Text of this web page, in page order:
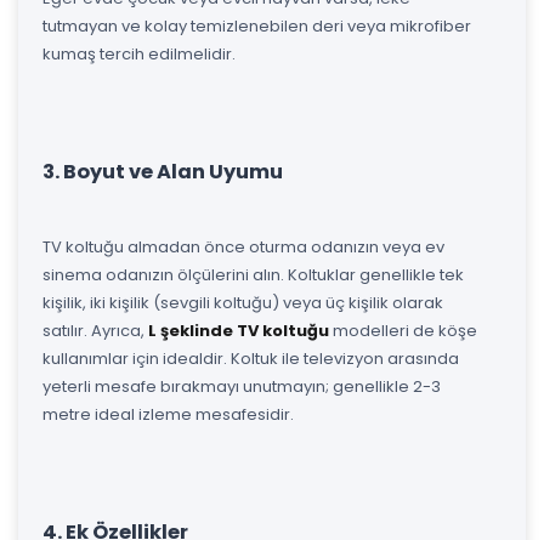
tutmayan ve kolay temizlenebilen deri veya mikrofiber
kumaş tercih edilmelidir.
3. Boyut ve Alan Uyumu
TV koltuğu almadan önce oturma odanızın veya ev
sinema odanızın ölçülerini alın. Koltuklar genellikle tek
kişilik, iki kişilik (sevgili koltuğu) veya üç kişilik olarak
satılır. Ayrıca, L şeklinde TV koltuğumodelleri de köşe
kullanımlar için idealdir. Koltuk ile televizyon arasında
yeterli mesafe bırakmayı unutmayın; genellikle 2-3
metre ideal izleme mesafesidir.
4. Ek Özellikler